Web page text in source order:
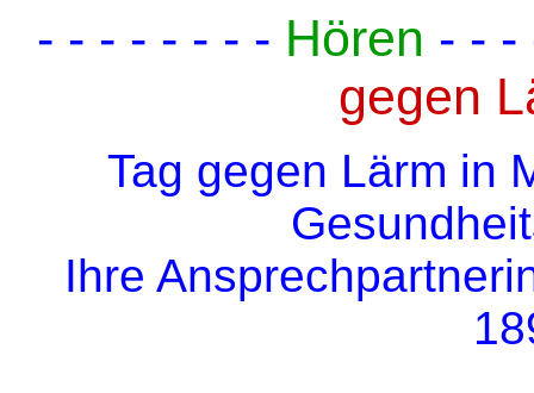
- - - - - - - - Hören - - -
gegen
Tag gegen Lärm in
Ihre